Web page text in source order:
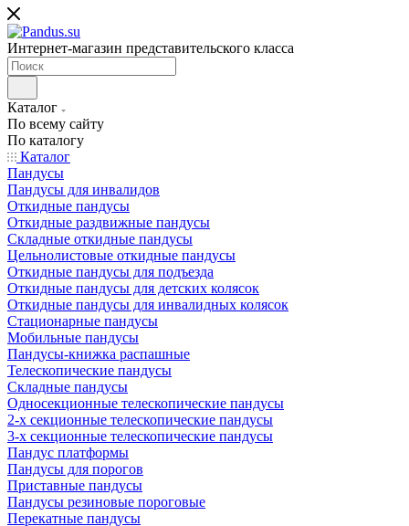
Интернет-магазин представительского класса
Каталог
По всему сайту
По каталогу
Каталог
Пандусы
Пандусы для инвалидов
Откидные пандусы
Откидные раздвижные пандусы
Складные откидные пандусы
Цельнолистовые откидные пандусы
Откидные пандусы для подъезда
Откидные пандусы для детских колясок
Откидные пандусы для инвалидных колясок
Стационарные пандусы
Мобильные пандусы
Пандусы-книжка распашные
Телескопические пандусы
Складные пандусы
Односекционные телескопические пандусы
2-х секционные телескопические пандусы
3-х секционные телескопические пандусы
Пандус платформы
Пандусы для порогов
Приставные пандусы
Пандусы резиновые пороговые
Перекатные пандусы